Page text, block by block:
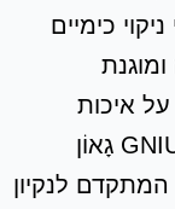
כימיים
איכות
הסביבה מנקה אדים ירוק GNIUS גָאוֹן
המתקדם לנקיון